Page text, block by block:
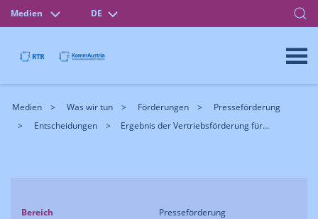
Medien DE
Medien Was wir tun Förderungen
Presseförderung
Entscheidungen
Ergebnis der Vertriebsförderung für...
Bereich
Presseförderung